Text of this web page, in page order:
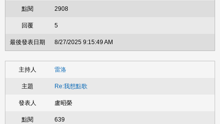
2908
5
8/27/2025 9:15:49 AM
雷洛
Re:我想點歌
盧昭榮
639